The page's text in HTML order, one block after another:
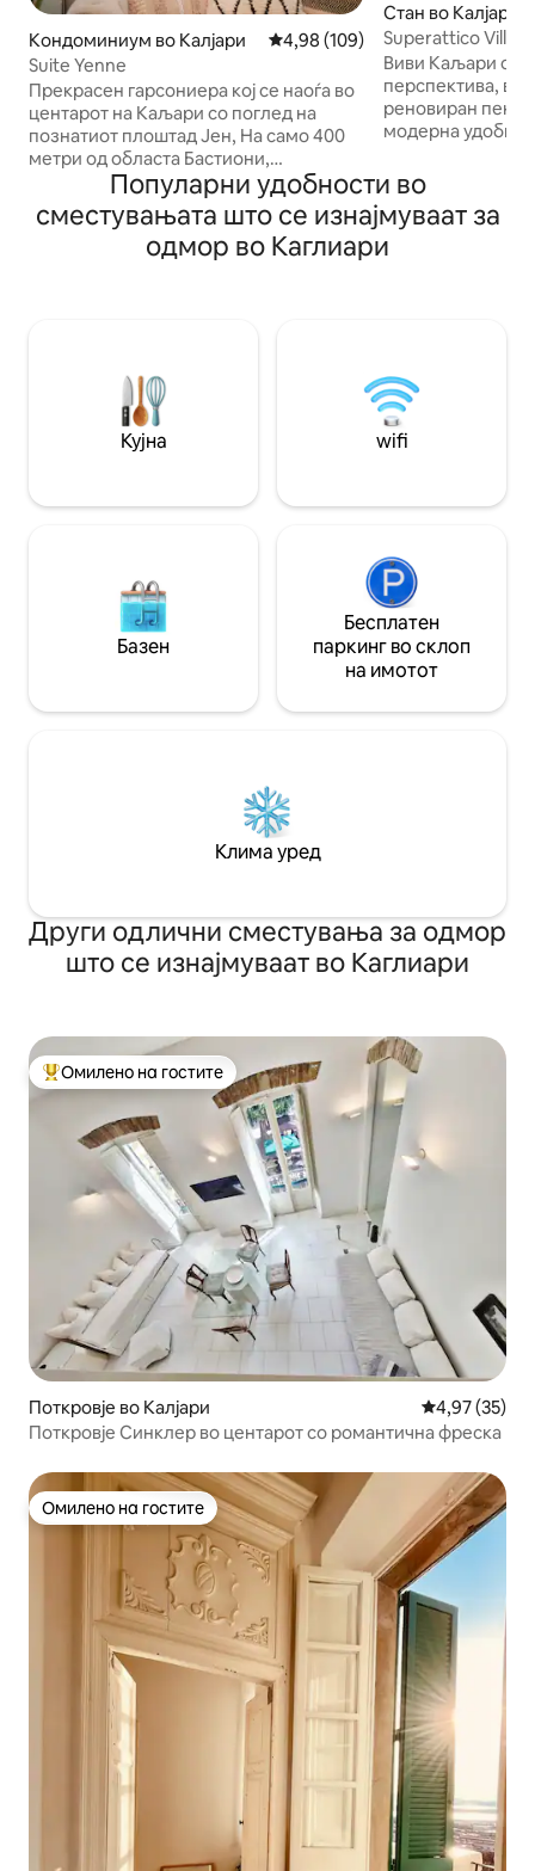
Кондоминиум во Калјари Просечна оцена: 4,98 од 5,
4,98 (109)
Suite Yenne
Прекрасен гарсониера кој се наоѓа во
центарот на Каљари со поглед на
познатиот плоштад Јен, На само 400
метри од областа Бастиони,
вклучувајќи ја и онаа на Сент Реми и на
само 600 метри од пристаништето, во
срцето на ноќниот живот, полно со
клубови, ресторани и продавници за
Movie&Music), Wi-Fi, машина за
сушење алишта, микробранова печка
и индукциски плот за готвење.
Стан во Калјари
Superattico
Виви Каљари од
перспектива, во
реновиран
модерна
Remy во
ресторани и
Голема тераса
со неверојатен
совршен одмор.
Популарни удобности во
сместувањата што се изнајмуваат за
одмор во Каглиари
Кујна wifi
Базен
Бесплатен
паркинг во склоп
на имотот
Клима уред
Други одлични сместувања за одмор
што се изнајмуваат во Каглиари
Меѓу најуспешните „Омилени на гостите“
Омилено на гостите
Поткровје во Калјари Просечна
4,97 (35)
Поткровје Синклер во центарот со романтична фреска
Омилено на гостите
Омилено на гостите